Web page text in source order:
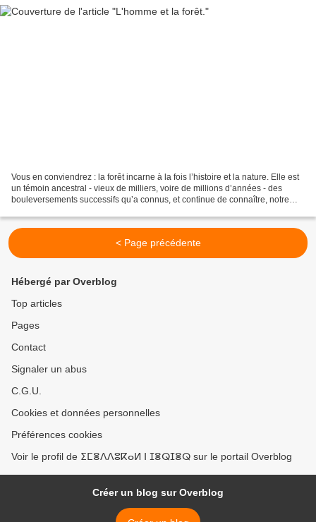
Vous en conviendrez : la forêt incarne à la fois l’histoire et la nature. Elle est
un témoin ancestral - vieux de milliers, voire de millions d’années - des
bouleversements successifs qu’a connus, et continue de connaître, notre
< Page précédente
Hébergé par Overblog
Top articles
Pages
Contact
Signaler un abus
C.G.U.
Cookies et données personnelles
Préférences cookies
Voir le profil de ⵉⵎⴻⴷⴷⵓⴽⴰⵍ ⵏ ⵊⴻⵕⵊⴻⵕ sur le portail Overblog
Créer un blog sur Overblog